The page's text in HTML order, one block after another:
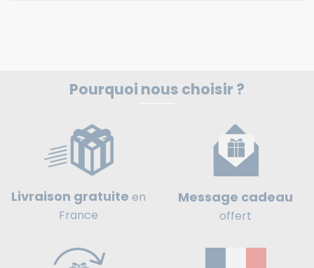
Pourquoi nous choisir ?
Livraison gratuite en
France
Message cadeau
offert